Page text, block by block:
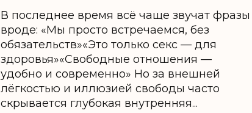
В последнее время всё чаще звучат фразы
вроде: «Мы просто встречаемся, без
обязательств»«Это только секс — для
здоровья»«Свободные отношения —
удобно и современно» Но за внешней
лёгкостью и иллюзией свободы часто
скрывается глубокая внутренняя...